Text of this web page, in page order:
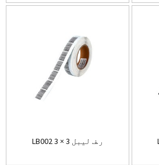
LB002 ر.ف لیبل 3 × 3